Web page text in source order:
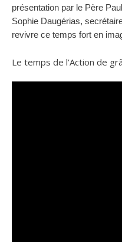
présentation par le Père
Sophie Daugérias,
revivre ce temps fort en
Le temps de l’Action de